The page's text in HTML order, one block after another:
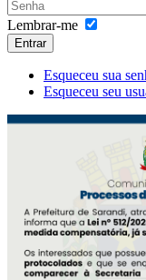
Lembrar-me
Entrar
Esqueceu sua
Esqueceu seu